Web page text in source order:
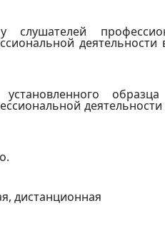
дистанционная